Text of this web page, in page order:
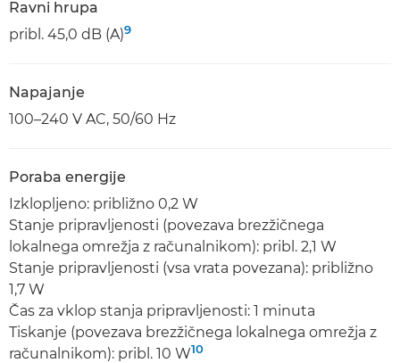
Ravni hrupa
pribl. 45,0 dB (A)9
Napajanje
100–240 V AC, 50/60 Hz
Poraba energije
Izklopljeno: približno 0,2 W
Stanje pripravljenosti (povezava brezžičnega
lokalnega omrežja z računalnikom): pribl. 2,1 W
Stanje pripravljenosti (vsa vrata povezana): približno
1,7 W
Čas za vklop stanja pripravljenosti: 1 minuta
Tiskanje (povezava brezžičnega lokalnega omrežja z
računalnikom): pribl. 10 W10